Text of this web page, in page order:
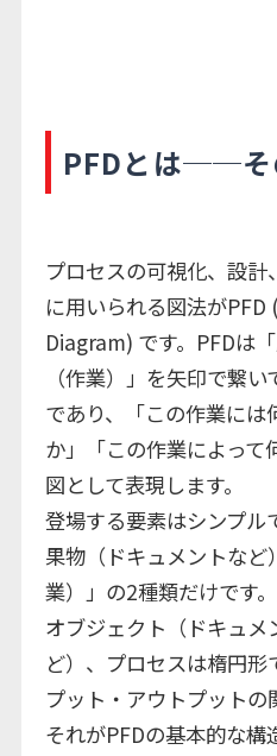
PFDとは──そ
プロセスの可視化、設
に用いられる図法が
Diagram) です。PFDは
（作業）」を矢印で繋
であり、「この作業には
か」「この作業によって
図として表現します。
登場する要素はシンプル
果物（ドキュメントな
業）」の2種類だけです
オブジェクト（ドキュ
ど）、プロセスは楕円
プット・アウトプット
それがPFDの基本的な構